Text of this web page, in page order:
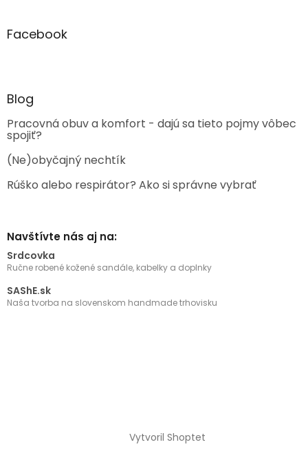
Facebook
Blog
Pracovná obuv a komfort - dajú sa tieto pojmy vôbec
spojiť?
(Ne)obyčajný nechtík
Rúško alebo respirátor? Ako si správne vybrať
Navštívte nás aj na:
Srdcovka
Ručne robené kožené sandále, kabelky a doplnky
SAShE.sk
Naša tvorba na slovenskom handmade trhovisku
Vytvoril Shoptet